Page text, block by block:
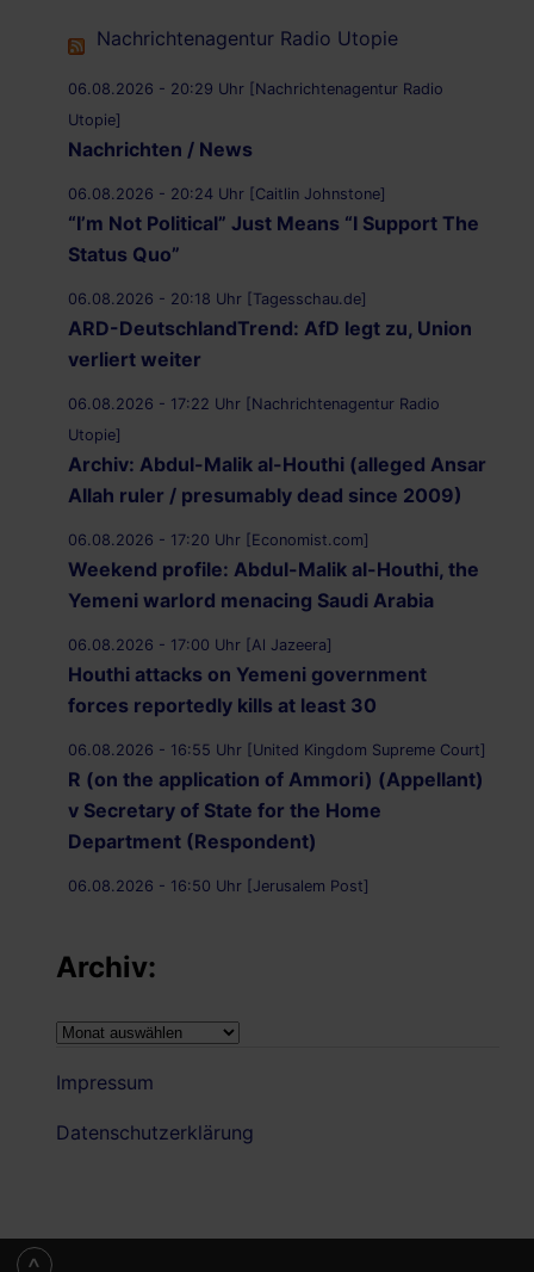
Nachrichtenagentur Radio Utopie
06.08.2026 - 20:29 Uhr [Nachrichtenagentur Radio
Utopie]
Nachrichten / News
06.08.2026 - 20:24 Uhr [Caitlin Johnstone]
“I’m Not Political” Just Means “I Support The
Status Quo”
06.08.2026 - 20:18 Uhr [Tagesschau.de]
ARD-DeutschlandTrend: AfD legt zu, Union
verliert weiter
06.08.2026 - 17:22 Uhr [Nachrichtenagentur Radio
Utopie]
Archiv: Abdul-Malik al-Houthi (alleged Ansar
Allah ruler / presumably dead since 2009)
06.08.2026 - 17:20 Uhr [Economist.com]
Weekend profile: Abdul-Malik al-Houthi, the
Yemeni warlord menacing Saudi Arabia
06.08.2026 - 17:00 Uhr [Al Jazeera]
Houthi attacks on Yemeni government
forces reportedly kills at least 30
06.08.2026 - 16:55 Uhr [United Kingdom Supreme Court]
R (on the application of Ammori) (Appellant)
v Secretary of State for the Home
Department (Respondent)
06.08.2026 - 16:50 Uhr [Jerusalem Post]
14 peaceful protesters arrested at Palestine
Action demonstration outside Bristol Prison
06.08.2026 - 16:19 Uhr [Nachrichtenagentur Radio
Utopie]
Archiv:
Archiv:
Impressum
Datenschutzerklärung